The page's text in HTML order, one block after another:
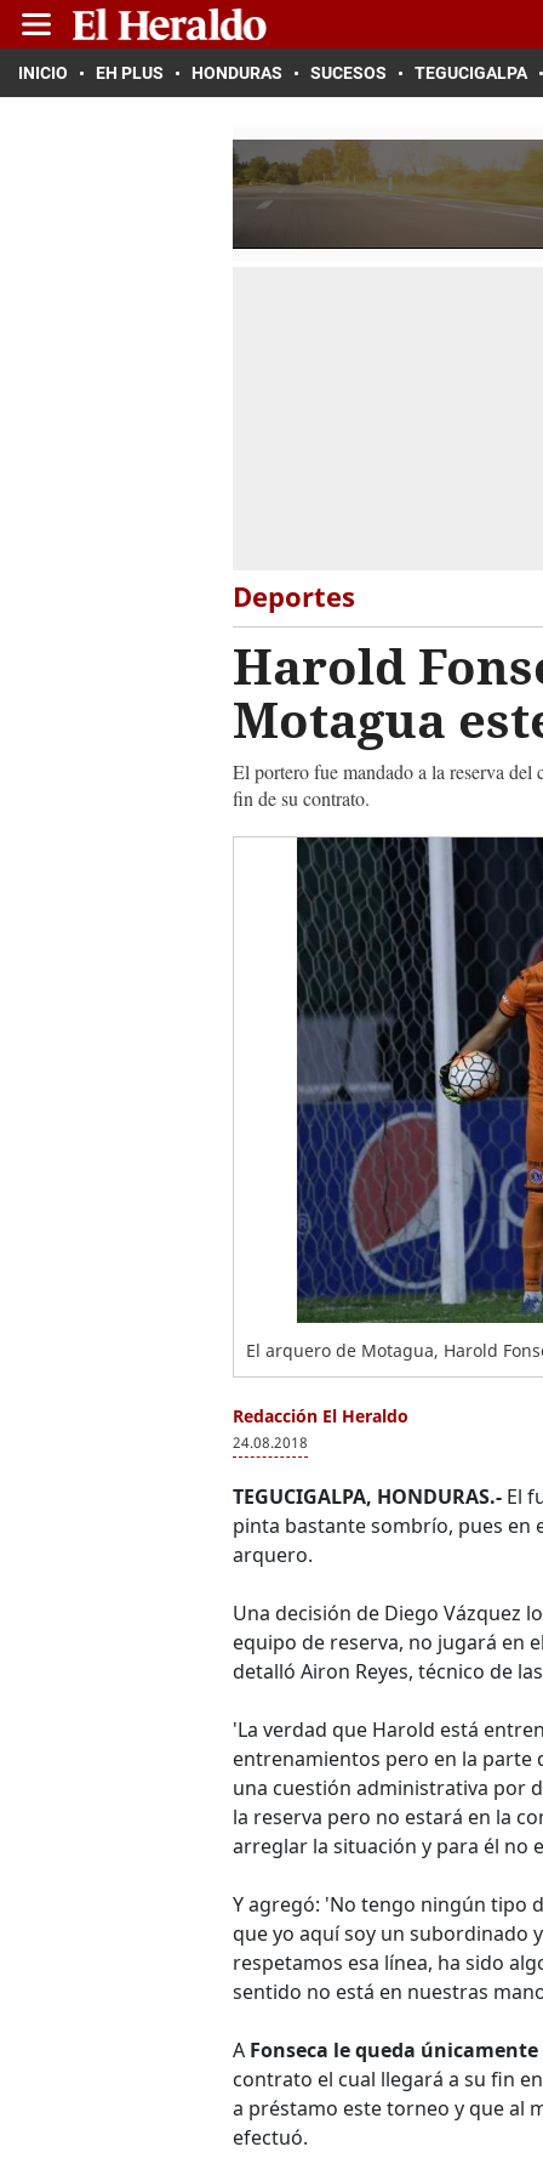
INICIO EH PLUS HONDURAS SUCESOS TEGUCIGALPA
Deportes
Harold
Motagua
El portero fue mandado a la reserva del
fin de su contrato.
El arquero de Motagua, Harold
Redacción El Heraldo
24.08.2018
TEGUCIGALPA, HONDURAS.- El
pinta bastante sombrío, pues en
arquero.
Una decisión de Diego Vázquez
equipo de reserva, no jugará en
detalló Airon Reyes, técnico de
'La verdad que Harold está
entrenamientos pero en la parte
una cuestión administrativa por
la reserva pero no estará en la
arreglar la situación y para él no
Y agregó: 'No tengo ningún tipo
que yo aquí soy un subordinado
respetamos esa línea, ha sido
sentido no está en nuestras
A Fonseca le queda
contrato el cual llegará a su fin
a préstamo este torneo y que al
efectuó.